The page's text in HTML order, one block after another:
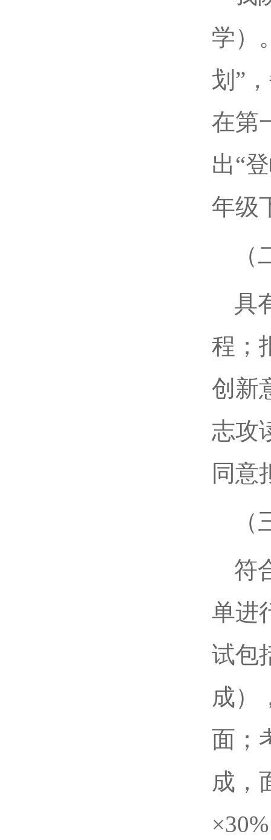
学）
划”
在第
出“
年级
具
程；
创新
志攻
同意
符
单进
试包
成）
面；
成，